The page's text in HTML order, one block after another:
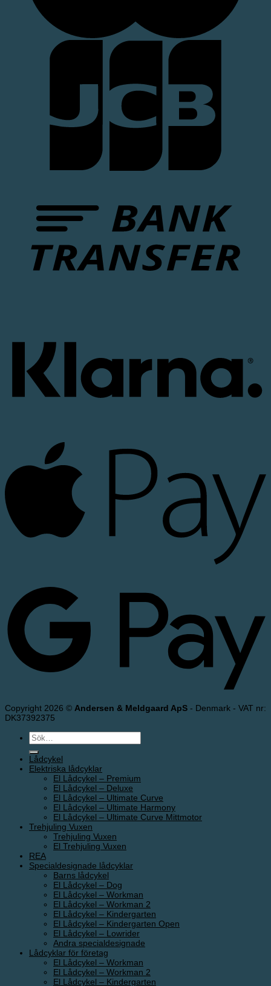
Copyright 2026 © Andersen & Meldgaard ApS - Denmark - VAT nr:
DK37392375
Sök
efter:
Lådcykel
Elektriska lådcyklar
El Lådcykel – Premium
El Lådcykel – Deluxe
El Lådcykel – Ultimate Curve
El Lådcykel – Ultimate Harmony
El Lådcykel – Ultimate Curve Mittmotor
Trehjuling Vuxen
Trehjuling Vuxen
El Trehjuling Vuxen
REA
Specialdesignade lådcyklar
Barns lådcykel
El Lådcykel – Dog
El Lådcykel – Workman
El Lådcykel – Workman 2
El Lådcykel – Kindergarten
El Lådcykel – Kindergarten Open
El Lådcykel – Lowrider
Andra specialdesignade
Lådcyklar för företag
El Lådcykel – Workman
El Lådcykel – Workman 2
El Lådcykel – Kindergarten